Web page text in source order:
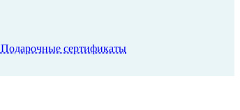
Подарочные сертификаты